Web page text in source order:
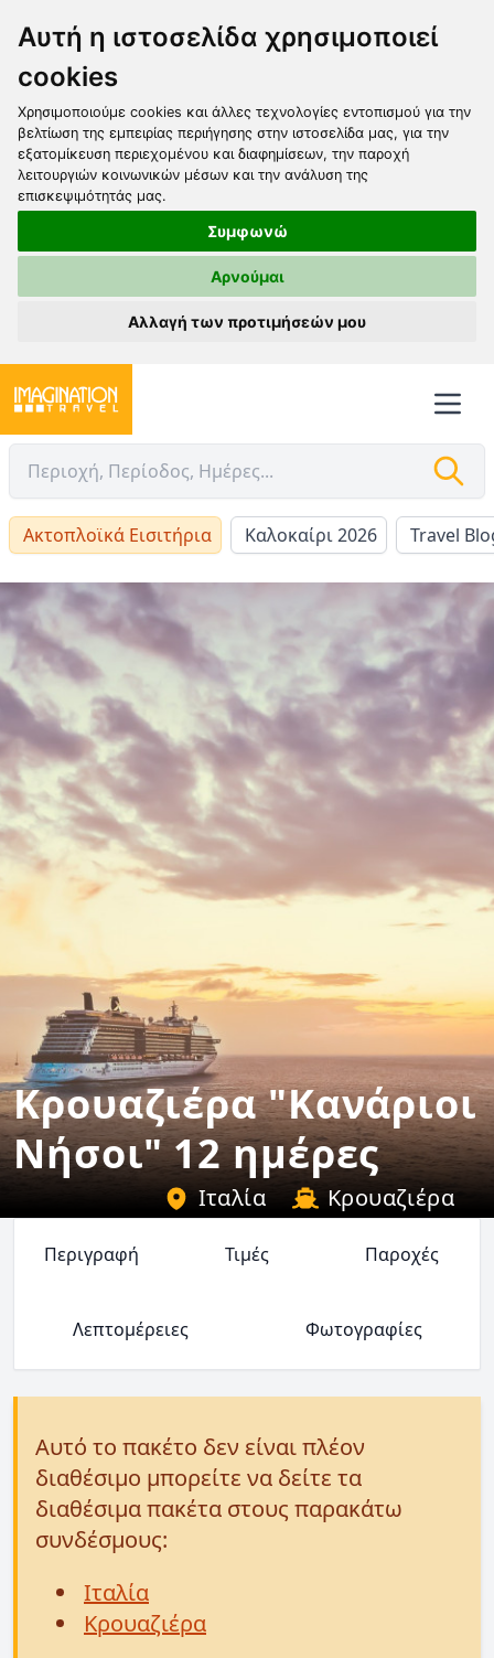
Αυτή η ιστοσελίδα χρησιμοποιεί
cookies
Χρησιμοποιούμε cookies και άλλες τεχνολογίες εντοπισμού για την
βελτίωση της εμπειρίας περιήγησης στην ιστοσελίδα μας, για την
εξατομίκευση περιεχομένου και διαφημίσεων, την παροχή
λειτουργιών κοινωνικών μέσων και την ανάλυση της
επισκεψιμότητάς μας.
Συμφωνώ
Αρνούμαι
Αλλαγή των προτιμήσεών μου
Ακτοπλοϊκά Εισιτήρια Καλοκαίρι 2026 Travel
Κρουαζιέρα "Κανάριοι
Νήσοι" 12 ημέρες
Ιταλία Κρουαζιέρα
Περιγραφή Τιμές Παροχές
Λεπτομέρειες Φωτογραφίες
Αυτό το πακέτο δεν είναι πλέον
διαθέσιμο μπορείτε να δείτε τα
διαθέσιμα πακέτα στους παρακάτω
συνδέσμους:
Ιταλία
Κρουαζιέρα